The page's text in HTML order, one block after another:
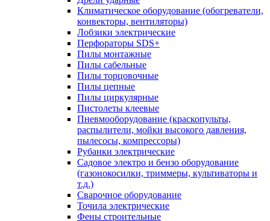
Климатическое оборудование (обогреватели,
конвекторы, вентиляторы)
Лобзики электрические
Перфораторы SDS+
Пилы монтажные
Пилы сабельные
Пилы торцовочные
Пилы цепные
Пилы циркулярные
Пистолеты клеевые
Пневмооборудование (краскопульты,
распылители, мойки высокого давления,
пылесосы, компрессоры)
Рубанки электрические
Садовое электро и бензо оборудование
(газонокосилки, триммеры, культиваторы и
т.д.)
Сварочное оборудование
Точила электрические
Фены строительные